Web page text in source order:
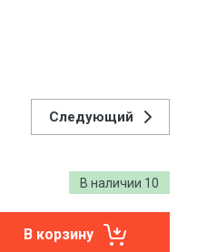
Следующий
В наличии 10
В корзину